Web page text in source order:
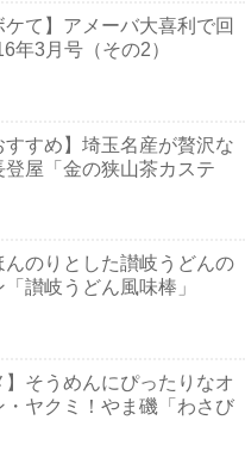
ケて】アメーバ大喜利で回
年3月号（その2）
すすめ】埼玉名産が贅沢な
登屋「金の狭山茶カステ
んのりとした讃岐うどんの
讃岐うどん風味棒」
】そうめんにぴったりなオ
・ヤクミ！やま磯「わさび